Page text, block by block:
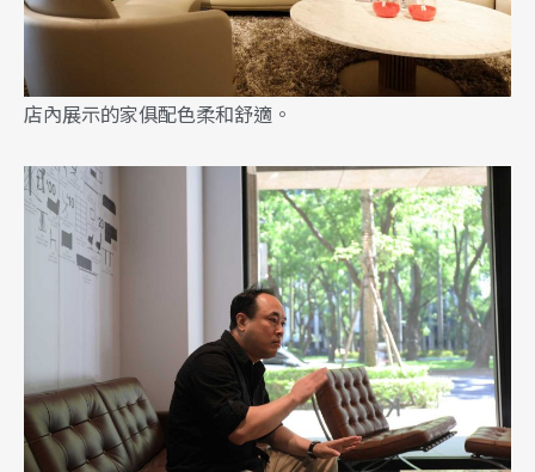
店內展示的家俱配色柔和舒適。